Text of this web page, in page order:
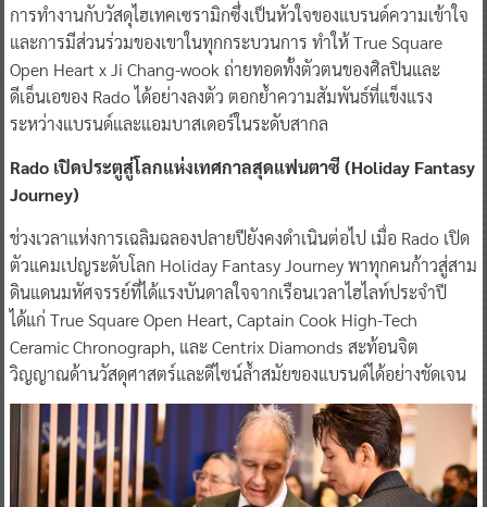
การทำงานกับวัสดุไฮเทคเซรามิกซึ่งเป็นหัวใจของแบรนด์ความเข้าใจ
และการมีส่วนร่วมของเขาในทุกกระบวนการ ทำให้ True Square
Open Heart x Ji Chang-wook ถ่ายทอดทั้งตัวตนของศิลปินและ
ดีเอ็นเอของ Rado ได้อย่างลงตัว ตอกย้ำความสัมพันธ์ที่แข็งแรง
ระหว่างแบรนด์และแอมบาสเดอร์ในระดับสากล
Rado เปิดประตูสู่โลกแห่งเทศกาลสุดแฟนตาซี (Holiday Fantasy
Journey)
ช่วงเวลาแห่งการเฉลิมฉลองปลายปียังคงดำเนินต่อไป เมื่อ Rado เปิด
ตัวแคมเปญระดับโลก Holiday Fantasy Journey พาทุกคนก้าวสู่สาม
ดินแดนมหัศจรรย์ที่ได้แรงบันดาลใจจากเรือนเวลาไฮไลท์ประจำปี
ได้แก่ True Square Open Heart, Captain Cook High-Tech
Ceramic Chronograph, และ Centrix Diamonds สะท้อนจิต
วิญญาณด้านวัสดุศาสตร์และดีไซน์ล้ำสมัยของแบรนด์ได้อย่างชัดเจน